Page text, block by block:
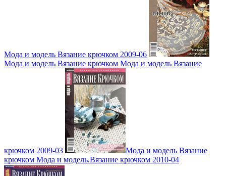
Мода и модель Вязание крючком 2009-06
Мода и модель Вязание крючком Мода и модель Вязание
крючком 2009-03
Мода и модель Вязание
крючком Мода и модель.Вязание крючком 2010-04